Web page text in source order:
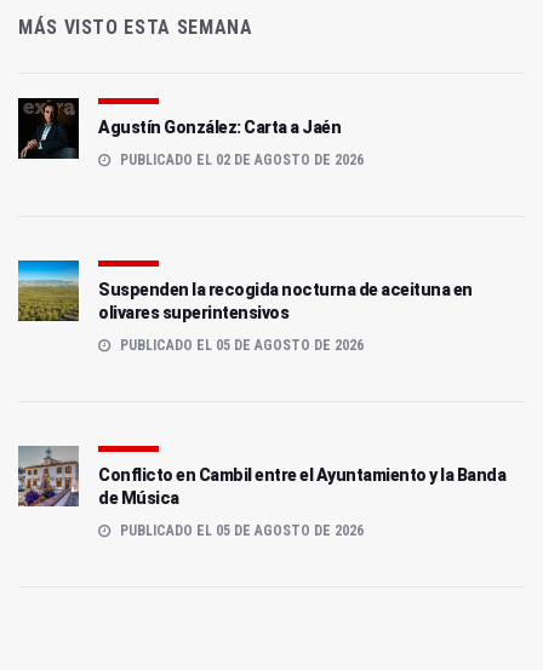
MÁS VISTO ESTA SEMANA
Agustín González: Carta a Jaén
PUBLICADO EL 02 DE AGOSTO DE 2026
Suspenden la recogida nocturna de aceituna en
olivares superintensivos
PUBLICADO EL 05 DE AGOSTO DE 2026
Conflicto en Cambil entre el Ayuntamiento y la Banda
de Música
PUBLICADO EL 05 DE AGOSTO DE 2026